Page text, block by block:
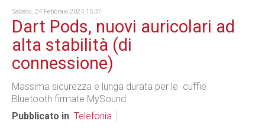
Sabato, 24 Febbraio 2024 15:37
Dart Pods, nuovi auricolari ad
alta stabilità (di
connessione)
Massima sicurezza e lunga durata per le cuffie
Bluetooth firmate MySound.
Pubblicato in Telefonia